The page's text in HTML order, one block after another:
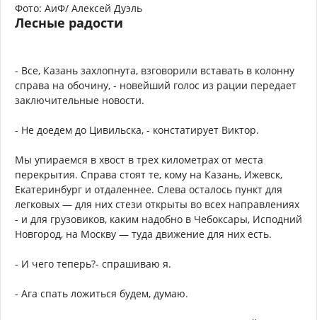
Фото: АиФ/ Алексей Дуэль
Лесные радости
- Все, Казань захлопнута, взговорили вставать в колонну
справа на обочину, - новейший голос из рации передает
заключительные новости.
- Не доедем до Цивильска, - констатирует Виктор.
Мы упираемся в хвост в трех километрах от места
перекрытия. Справа стоят те, кому на Казань, Ижевск,
Екатеринбург и отдаленнее. Слева осталось пункт для
легковых — для них стези открыты во всех направлениях
- и для грузовиков, каким надобно в Чебоксары, Исподний
Новгород, на Москву — туда движение для них есть.
- И чего теперь?- спрашиваю я.
- Ага спать ложиться будем, думаю.